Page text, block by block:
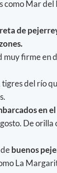
como Mar del
de
muy firme en
tigres del río
en
De orilla
buenos
La